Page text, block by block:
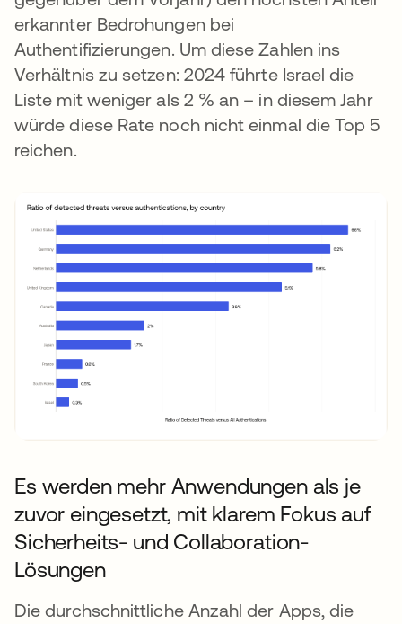
erkannter Bedrohungen bei
Authentifizierungen. Um diese Zahlen ins
Verhältnis zu setzen: 2024 führte Israel die
Liste mit weniger als 2 % an – in diesem Jahr
würde diese Rate noch nicht einmal die Top 5
reichen.
Es werden mehr Anwendungen als je
zuvor eingesetzt, mit klarem Fokus auf
Sicherheits- und Collaboration-
Lösungen
Die durchschnittliche Anzahl der Apps, die